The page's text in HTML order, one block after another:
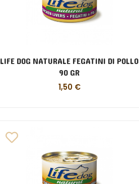
LIFE DOG NATURALE FEGATINI DI POLLO
90 GR
1,50 €